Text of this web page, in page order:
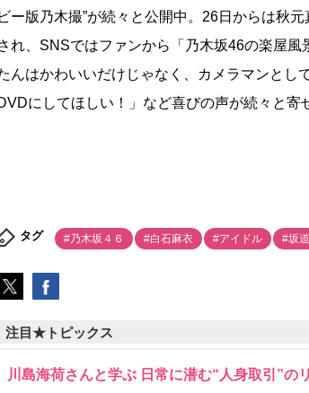
ビー版乃木撮”が続々と公開中。26日からは秋
れ、SNSではファンから「乃木坂46の楽屋
んはかわいいだけじゃなく、カメラマンとし
にしてほしい！」など喜びの声が続々と寄
タグ #乃木坂４６ #白石麻衣 #アイドル #坂
注目★トピックス
川島海荷さんと学ぶ 日常に潜む“人身取引”の